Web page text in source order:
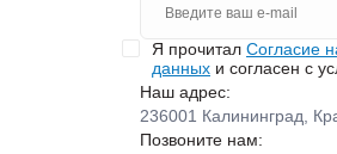
Я прочитал Согласие
данных и согласен с
Наш адрес:
236001 Калининград,
Позвоните нам: